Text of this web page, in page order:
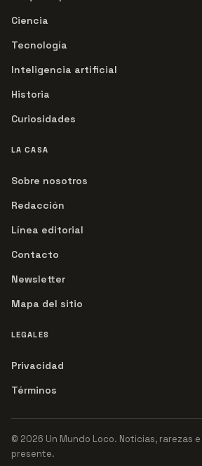
Ciencia
Tecnología
Inteligencia artificial
Historia
Curiosidades
LA CASA
Sobre nosotros
Redacción
Línea editorial
Contacto
Newsletter
Mapa del sitio
LEGALES
Privacidad
Términos
© 2026 Un Mundo Loco. Noticias, rarezas
presente.